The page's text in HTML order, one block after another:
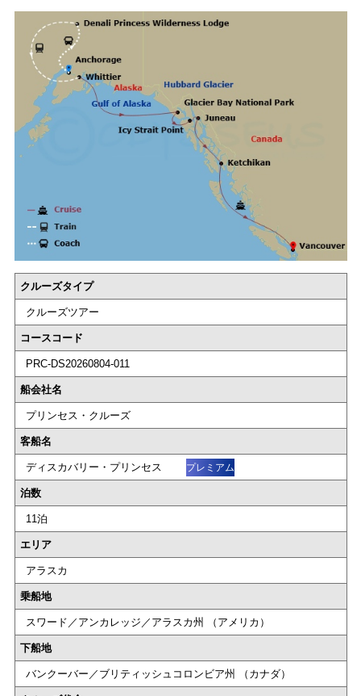
クルーズタイプ
クルーズツアー
コースコード
PRC-DS20260804-011
船会社名
プリンセス・クルーズ
客船名
ディスカバリー・プリンセス プレミアム
泊数
11泊
エリア
アラスカ
乗船地
スワード／アンカレッジ／アラスカ州 （アメリカ）
下船地
バンクーバー／ブリティッシュコロンビア州 （カナダ）